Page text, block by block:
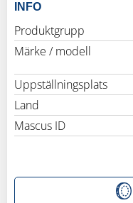
INFO
Produktgrupp
Märke / modell
Uppställningsplats
Land
Mascus ID